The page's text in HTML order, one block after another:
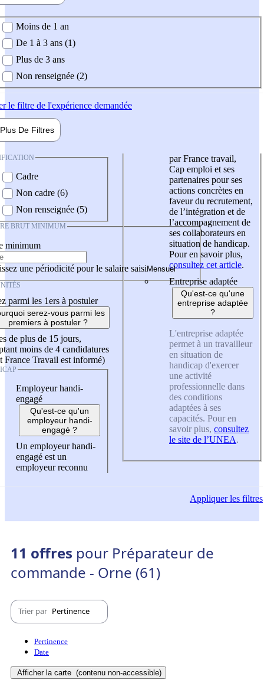
demandée
Moins de 1 an
De 1 à 3 ans (1)
Plus de 3 ans
Non renseignée (2)
le filtre de l'expérience demandée
Plus De Filtres
Cadre
Non cadre (6)
Non renseignée (5)
BRUT MINIMUM
minimum
une périodicité pour le salaire saisi
parmi les 1ers à postuler
serez-vous parmi les
premiers à postuler ?
de plus de 15 jours,
moins de 4 candidatures
France Travail est informé)
Employeur handi-
engagé
Qu'est-ce qu'un
employeur handi-
engagé ?
Un employeur handi-
engagé est un
employeur reconnu
par France travail,
Cap emploi et ses
partenaires pour ses
actions concrètes en
faveur du recrutement,
de l’intégration et de
l’accompagnement de
ses collaborateurs en
situation de handicap.
Pour en savoir plus,
consultez cet article.
Entreprise adaptée
Qu'est-ce qu'une
entreprise adaptée
?
L'entreprise adaptée
permet à un travailleur
en situation de
handicap d'exercer
une activité
professionnelle dans
des conditions
adaptées à ses
capacités. Pour en
savoir plus, consultez
le site de l’UNEA.
Appliquerles filtres
11 offres pour Préparateur de
commande - Orne (61)
Trier par Pertinence
Pertinence
Date
Afficher la carte (contenu non-accessible)